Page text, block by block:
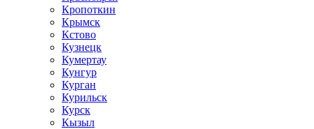
Кропоткин
Крымск
Кстово
Кузнецк
Кумертау
Кунгур
Курган
Курильск
Курск
Кызыл